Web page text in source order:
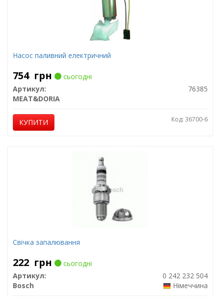
Насос паливний електричний
754 грн
сьогодні
Артикул:
76385
MEAT&DORIA
КУПИТИ Код: 36700-6
Свічка запалювання
222 грн
сьогодні
Артикул:
0 242 232 504
Bosch
Німеччина